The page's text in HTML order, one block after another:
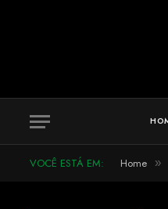
VOCÊ ESTÁ EM: Home »